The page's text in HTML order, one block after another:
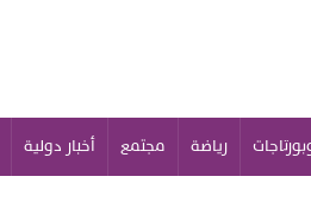
رياضة مجتمع أخبار دولية